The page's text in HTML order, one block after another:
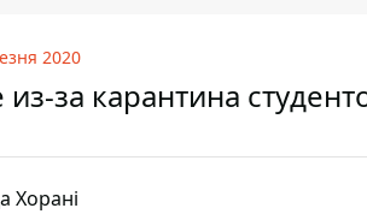
2020
из-за карантина
Хорані